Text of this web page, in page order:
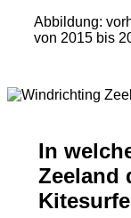
Abbildung:
von 2015 bis
In
Zeeland